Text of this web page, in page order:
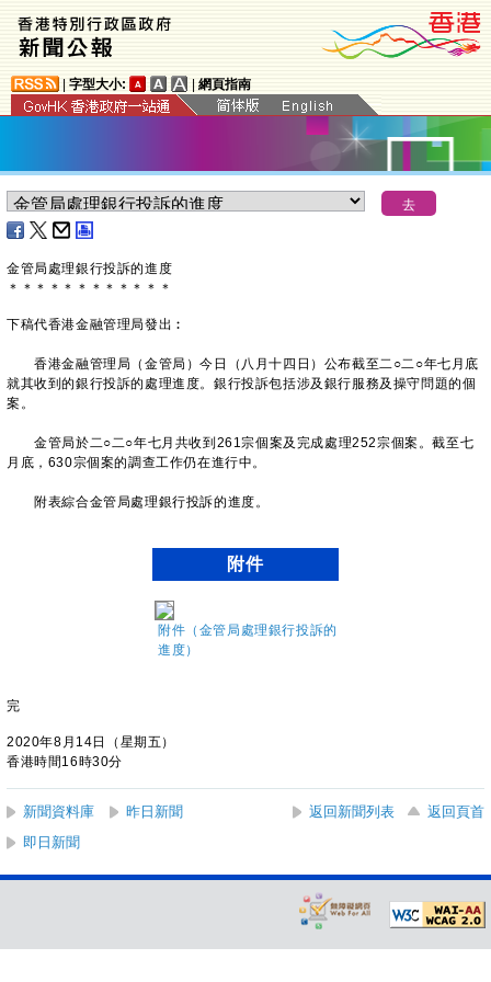
字型大小: 網頁指南
金管局處理銀行投訴的進度
＊ ＊ ＊ ＊ ＊ ＊ ＊ ＊ ＊ ＊ ＊ ＊
下稿代香港金融管理局發出︰
香港金融管理局（金管局）今日（八月十四日）公布截至二○二○年七月底
就其收到的銀行投訴的處理進度。銀行投訴包括涉及銀行服務及操守問題的個
案。
金管局於二○二○年七月共收到261宗個案及完成處理252宗個案。截至七
月底，630宗個案的調查工作仍在進行中。
附表綜合金管局處理銀行投訴的進度。
附件
附件（金管局處理銀行投訴的
進度）
完
2020年8月14日（星期五）
香港時間16時30分
新聞資料庫 昨日新聞 返回新聞列表
返回頁首
即日新聞